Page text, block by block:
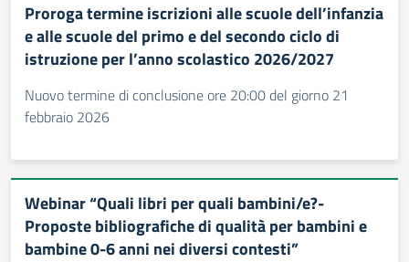
Proroga termine iscrizioni alle scuole dell’infanzia
e alle scuole del primo e del secondo ciclo di
istruzione per l’anno scolastico 2026/2027
Nuovo termine di conclusione ore 20:00 del giorno 21
febbraio 2026
Webinar “Quali libri per quali bambini/e?-
Proposte bibliografiche di qualità per bambini e
bambine 0-6 anni nei diversi contesti”